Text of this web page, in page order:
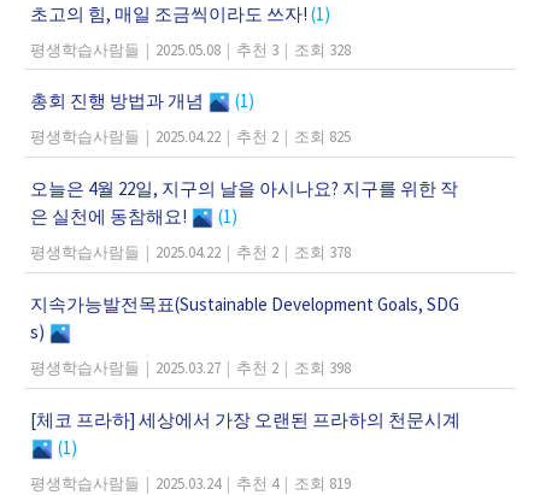
초고의 힘, 매일 조금씩이라도 쓰자! (1)
평생학습사람들 | 2025.05.08 | 추천 3 | 조회 328
총회 진행 방법과 개념 (1)
평생학습사람들 | 2025.04.22 | 추천 2 | 조회 825
오늘은 4월 22일, 지구의 날을 아시나요? 지구를 위한 작
은 실천에 동참해요!
(1)
평생학습사람들 | 2025.04.22 | 추천 2 | 조회 378
지속가능발전목표(Sustainable Development Goals, SDG
s)
평생학습사람들 | 2025.03.27 | 추천 2 | 조회 398
[체코 프라하] 세상에서 가장 오랜된 프라하의 천문시계
(1)
평생학습사람들 | 2025.03.24 | 추천 4 | 조회 819